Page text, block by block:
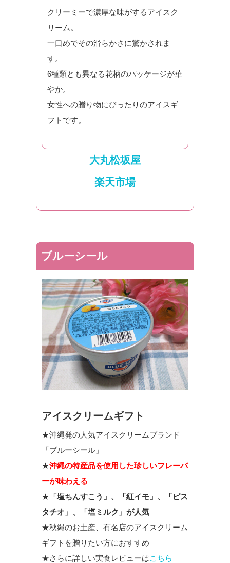
クリーミーで濃厚な味がするアイスク
リーム。
一口めでその滑らかさに驚かされま
す。
6種類とも異なる花柄のパッケージが華
やか。
女性への贈り物にぴったりのアイスギ
フトです。
大丸松坂屋
楽天市場
ブルーシール
アイスクリームギフト
★沖縄発の人気アイスクリームブランド
「ブルーシール」
★沖縄の特産品を使用した珍しいフレーバ
ーが味わえる
★ 「塩ちんすこう」、「紅イモ」、「ピス
タチオ」、「塩ミルク」が人気
★秋縄のお土産、有名店のアイスクリーム
ギフトを贈りたい方におすすめ
★さらに詳しい実食レビューはこちら